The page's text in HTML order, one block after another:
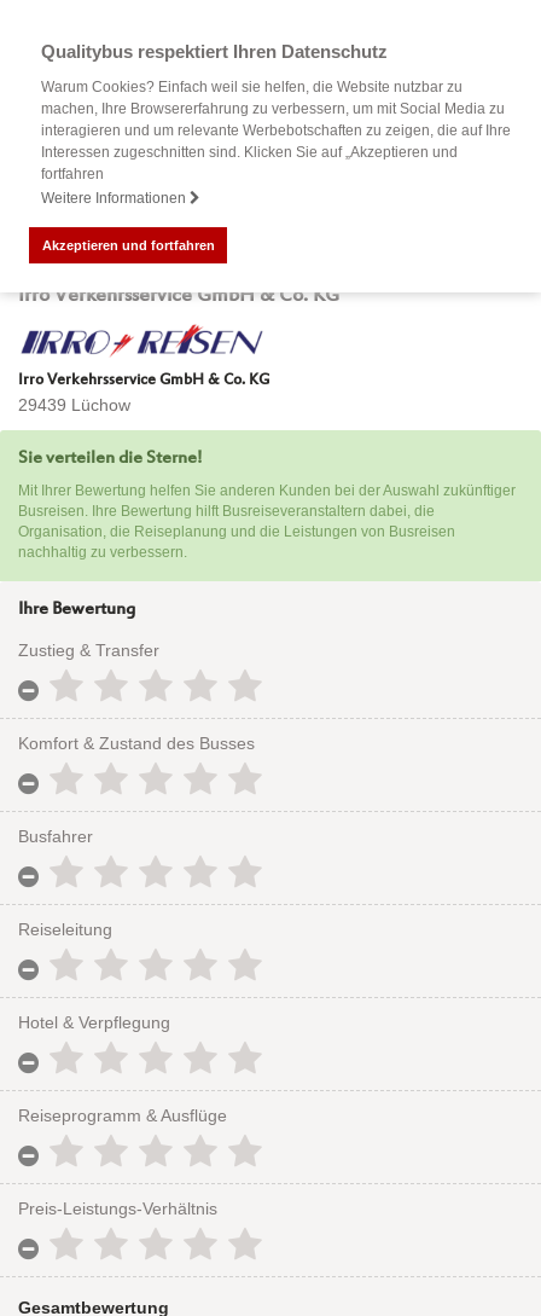
Qualitybus respektiert Ihren Datenschutz
Warum Cookies? Einfach weil sie helfen, die Website nutzbar zu
machen, Ihre Browsererfahrung zu verbessern, um mit Social Media zu
interagieren und um relevante Werbebotschaften zu zeigen, die auf Ihre
Interessen zugeschnitten sind. Klicken Sie auf „Akzeptieren und
fortfahren
Weitere Informationen
Akzeptieren und fortfahren
Irro Verkehrsservice GmbH & Co. KG
Irro Verkehrsservice GmbH & Co. KG
29439 Lüchow
Sie verteilen die Sterne!
Mit Ihrer Bewertung helfen Sie anderen Kunden bei der Auswahl zukünftiger
Busreisen. Ihre Bewertung hilft Busreiseveranstaltern dabei, die
Organisation, die Reiseplanung und die Leistungen von Busreisen
nachhaltig zu verbessern.
Ihre Bewertung
Zustieg & Transfer
Komfort & Zustand des Busses
Busfahrer
Reiseleitung
Hotel & Verpflegung
Reiseprogramm & Ausflüge
Preis-Leistungs-Verhältnis
Gesamtbewertung